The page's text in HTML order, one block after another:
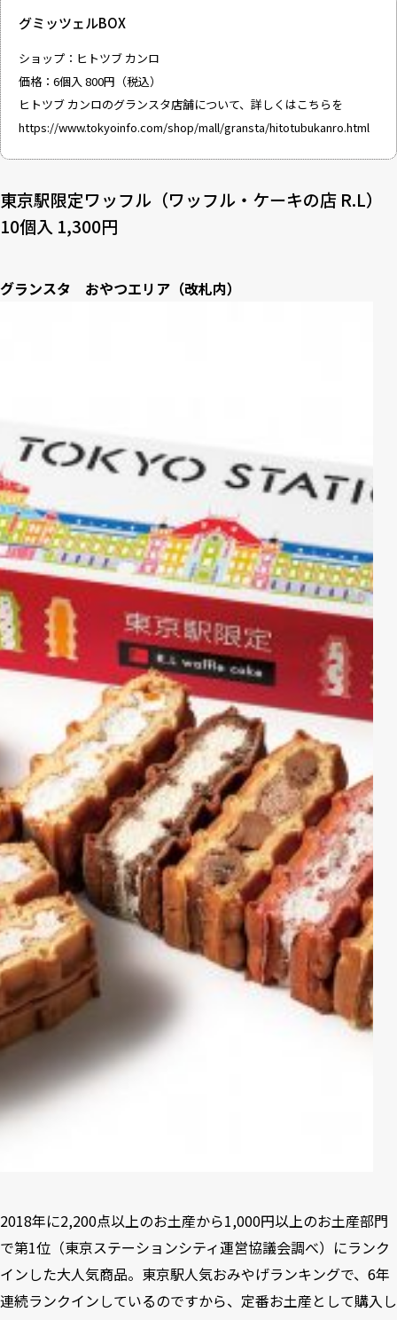
グミッツェルBOX
ショップ：ヒトツブ カンロ
価格：6個入 800円（税込）
ヒトツブ カンロのグランスタ店舗について、詳しくはこちらを
https://www.tokyoinfo.com/shop/mall/gransta/hitotubukanro.html
東京駅限定ワッフル（ワッフル・ケーキの店 R.L）
10個入 1,300円
グランスタ おやつエリア（改札内）
2018年に2,200点以上のお土産から1,000円以上のお土産部門
で第1位（東京ステーションシティ運営協議会調べ）にランク
インした大人気商品。東京駅人気おみやげランキングで、6年
連続ランクインしているのですから、定番お土産として購入し